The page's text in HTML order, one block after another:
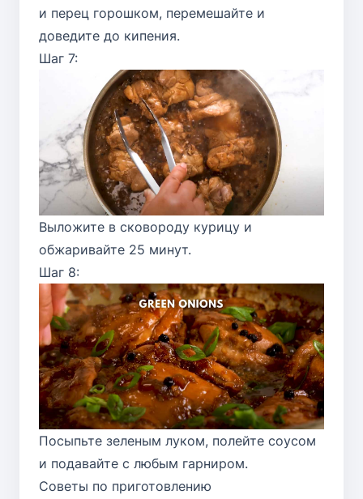
и перец горошком, перемешайте и
доведите до кипения.
Шаг 7:
Выложите в сковороду курицу и
обжаривайте 25 минут.
Шаг 8:
Посыпьте зеленым луком, полейте соусом
и подавайте с любым гарниром.
Советы по приготовлению